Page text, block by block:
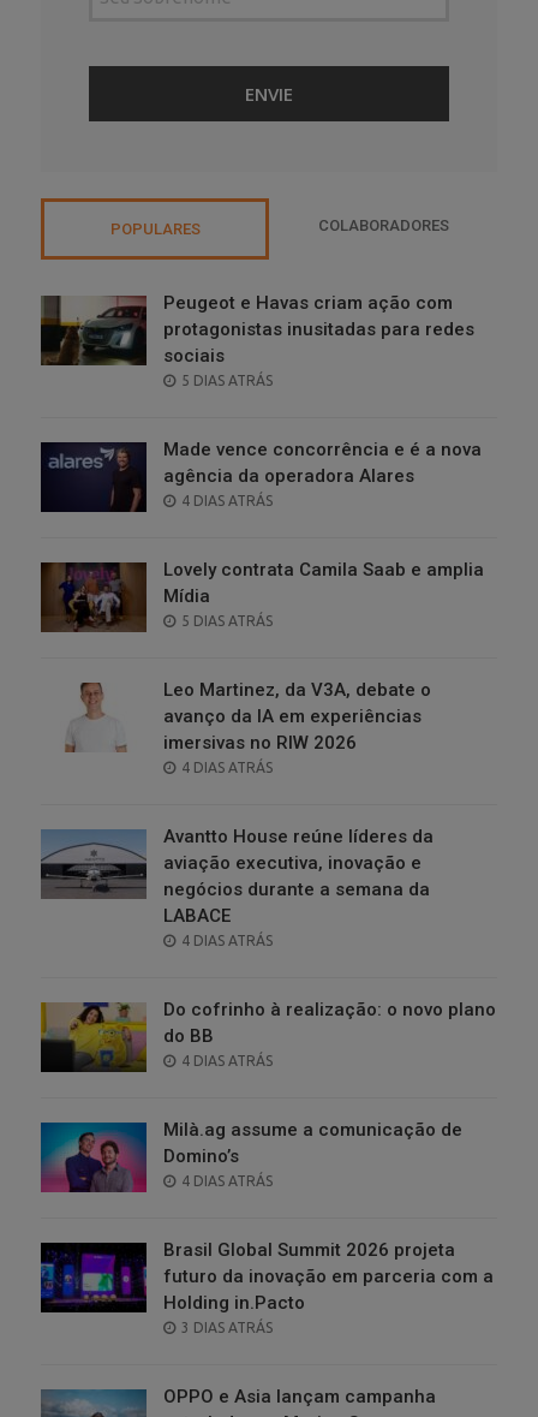
POPULARES COLABORADORES
Peugeot e Havas criam ação com
protagonistas inusitadas para redes
sociais
POSTED
5 DIAS ATRÁS
Made vence concorrência e é a nova
agência da operadora Alares
POSTED
4 DIAS ATRÁS
Lovely contrata Camila Saab e amplia
Mídia
POSTED
5 DIAS ATRÁS
Leo Martinez, da V3A, debate o
avanço da IA em experiências
imersivas no RIW 2026
POSTED
4 DIAS ATRÁS
Avantto House reúne líderes da
aviação executiva, inovação e
negócios durante a semana da
LABACE
POSTED
4 DIAS ATRÁS
Do cofrinho à realização: o novo plano
do BB
POSTED
4 DIAS ATRÁS
Milà.ag assume a comunicação de
Domino’s
POSTED
4 DIAS ATRÁS
Brasil Global Summit 2026 projeta
futuro da inovação em parceria com a
Holding in.Pacto
POSTED
3 DIAS ATRÁS
OPPO e Asia lançam campanha